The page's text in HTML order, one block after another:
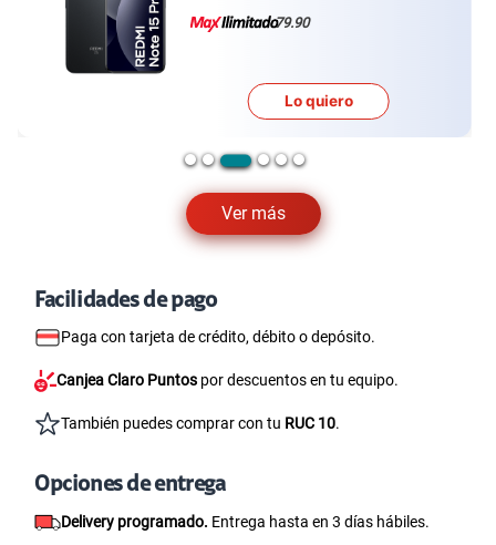
Ver más
79.90
Facilidades de pago
Paga con tarjeta de crédito, débito o depósito.
Canjea Claro Puntos por descuentos en tu equipo.
También puedes comprar con tu RUC 10.
Opciones de entrega
Delivery programado. Entrega hasta en 3 días hábiles.